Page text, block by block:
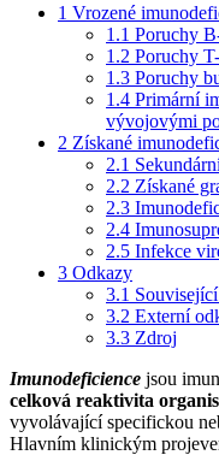
1 Vrozené
1.1 Poruchy
1.2 Poruchy
1.3 Poruchy
1.4 Primární
vývojovými
2 Získané
2.1
2.2 Získané
2.3
2.4
2.5 Infekce
3 Odkazy
3.1
3.2 Externí
3.3 Zdroj
Imunodeficience jsou
celková reaktivita
vyvolávající specifickou
Hlavním klinickým